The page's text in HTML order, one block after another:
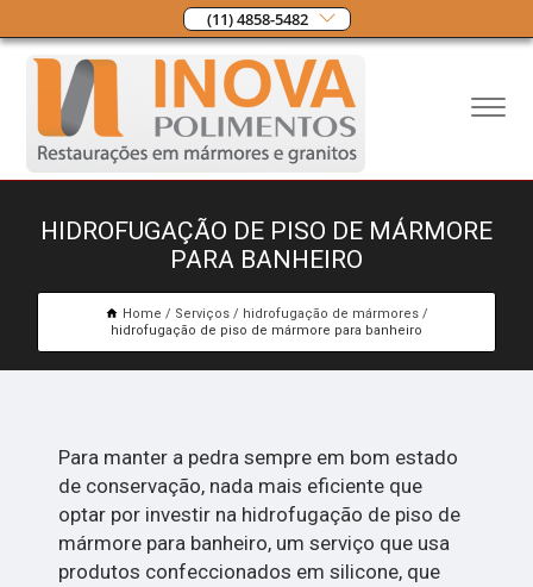
(11) 4858-5482
HIDROFUGAÇÃO DE PISO DE MÁRMORE
PARA BANHEIRO
Home Serviços
hidrofugação de mármores
hidrofugação de piso de mármore para banheiro
Para manter a pedra sempre em bom estado
de conservação, nada mais eficiente que
optar por investir na hidrofugação de piso de
mármore para banheiro, um serviço que usa
produtos confeccionados em silicone, que